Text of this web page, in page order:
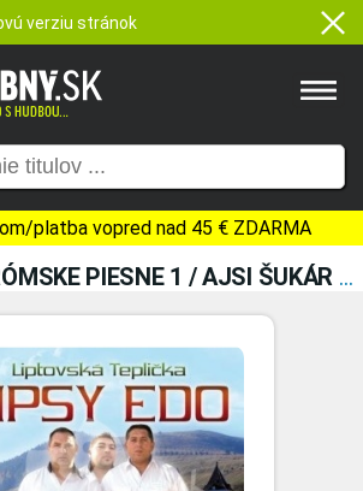
verziu stránok
platba vopred nad 45 € ZDARMA
PIESNE 1 / AJSI ŠUKÁR ČAJORI